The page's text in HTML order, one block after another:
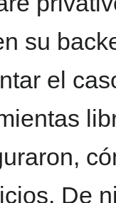
su
el
De